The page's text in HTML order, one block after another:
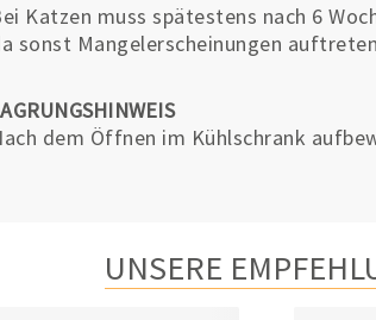
Katzen muss spätestens nach 6
sonst Mangelerscheinungen
dem Öffnen im Kühlschrank
UNSERE